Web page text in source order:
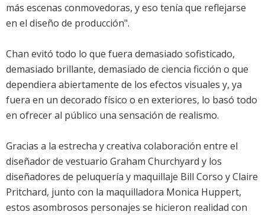
más escenas conmovedoras, y eso tenía que reflejarse
en el diseño de producción".
Chan evitó todo lo que fuera demasiado sofisticado,
demasiado brillante, demasiado de ciencia ficción o que
dependiera abiertamente de los efectos visuales y, ya
fuera en un decorado físico o en exteriores, lo basó todo
en ofrecer al público una sensación de realismo.
Gracias a la estrecha y creativa colaboración entre el
diseñador de vestuario Graham Churchyard y los
diseñadores de peluquería y maquillaje Bill Corso y Claire
Pritchard, junto con la maquilladora Monica Huppert,
estos asombrosos personajes se hicieron realidad con